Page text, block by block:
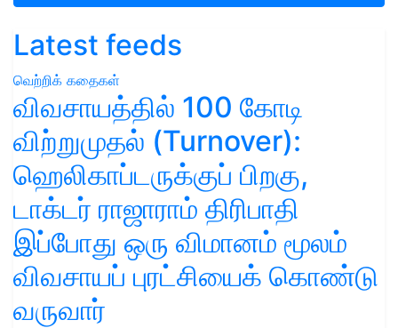
Latest feeds
வெற்றிக் கதைகள்
விவசாயத்தில் 100 கோடி
விற்றுமுதல் (Turnover):
ஹெலிகாப்டருக்குப் பிறகு,
டாக்டர் ராஜாராம் திரிபாதி
இப்போது ஒரு விமானம் மூலம்
விவசாயப் புரட்சியைக் கொண்டு
வருவார்